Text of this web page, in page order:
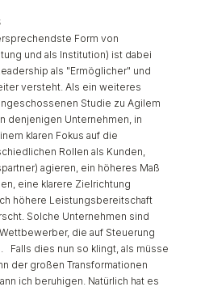
ich beruhigen. Natürlich hat es
in dieser Richtung selbst zu
lassen. Es funktioniert aber
und Managementteams, die
schon begonnen haben. Es gibt
sich zwar sukzessive im Laufe
auch erst am Ende massiv
sich vorab geeignet zu
Managementteamsist (damit)
Analyse, Fremd- und
den Wandel (auch) bei sich.
Sie ein Leader, dem Ihre
sie die Bedeutung des
und sich darin wiederfinden.
sondern genauso erlernbar, wie
Beratungsgrößen wie
intakten „Corporate Health“
haben zeigt, dass ich mit der